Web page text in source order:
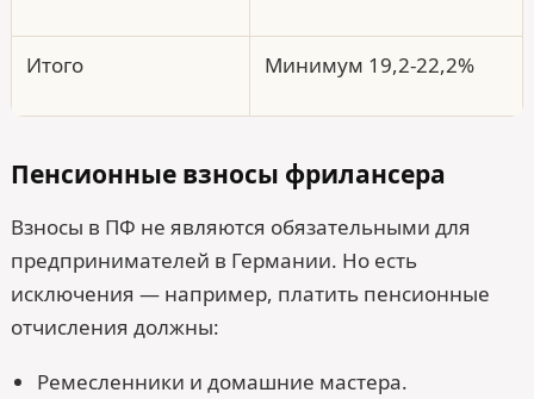
Итого Минимум 19,2-22,2%
Пенсионные взносы фрилансера
Взносы в ПФ не являются обязательными для
предпринимателей в Германии. Но есть
исключения — например, платить пенсионные
отчисления должны:
Ремесленники и домашние мастера.